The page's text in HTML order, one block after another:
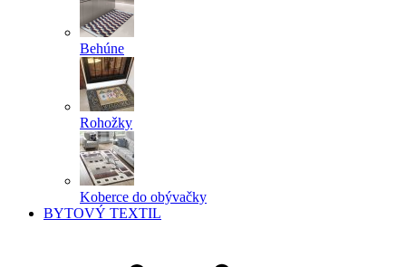
Behúne
Rohožky
Koberce do obývačky
BYTOVÝ TEXTIL